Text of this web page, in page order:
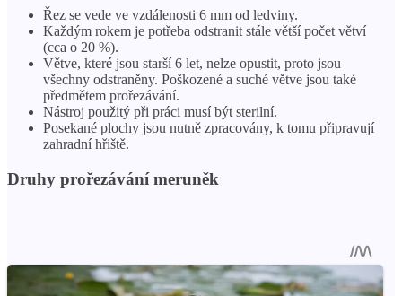
Řez se vede ve vzdálenosti 6 mm od ledviny.
Každým rokem je potřeba odstranit stále větší počet větví
(cca o 20 %).
Větve, které jsou starší 6 let, nelze opustit, proto jsou
všechny odstraněny. Poškozené a suché větve jsou také
předmětem prořezávání.
Nástroj použitý při práci musí být sterilní.
Posekané plochy jsou nutně zpracovány, k tomu připravují
zahradní hřiště.
Druhy prořezávání meruněk